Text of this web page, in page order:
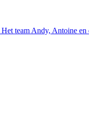
Het team Andy, Antoine en